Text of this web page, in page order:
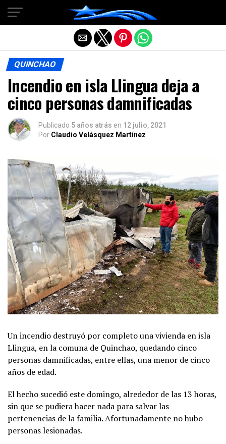
QUINCHAO
Incendio en isla Llingua deja a
cinco personas damnificadas
Publicado 5 años atrás en 12 julio, 2021
Por Claudio Velásquez Martínez
Un incendio destruyó por completo una vivienda en isla
Llingua, en la comuna de Quinchao, quedando cinco
personas damnificadas, entre ellas, una menor de cinco
años de edad.
El hecho sucedió este domingo, alrededor de las 13 horas,
sin que se pudiera hacer nada para salvar las
pertenencias de la familia. Afortunadamente no hubo
personas lesionadas.
Salir de la versión móvil